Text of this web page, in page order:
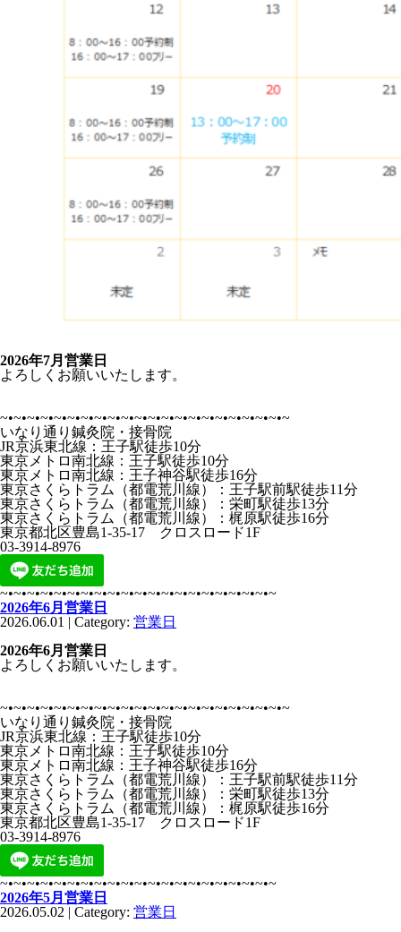
2026年7月営業日
よろしくお願いいたします。
~•~•~•~•~•~•~•~•~•~•~•~•~•~•~•~•~•~•~•~•~•~
いなり通り鍼灸院・接骨院
JR京浜東北線：王子駅徒歩10分
東京メトロ南北線：王子駅徒歩10分
東京メトロ南北線：王子神谷駅徒歩16分
東京さくらトラム（都電荒川線）：王子駅前駅徒歩11分
東京さくらトラム（都電荒川線）：栄町駅徒歩13分
東京さくらトラム（都電荒川線）：梶原駅徒歩16分
東京都北区豊島1-35-17 クロスロード1F
03-3914-8976
~•~•~•~•~•~•~•~•~•~•~•~•~•~•~•~•~•~•~•~•~
2026年6月営業日
2026.06.01 | Category: 営業日
2026年6月営業日
よろしくお願いいたします。
~•~•~•~•~•~•~•~•~•~•~•~•~•~•~•~•~•~•~•~•~•~
いなり通り鍼灸院・接骨院
JR京浜東北線：王子駅徒歩10分
東京メトロ南北線：王子駅徒歩10分
東京メトロ南北線：王子神谷駅徒歩16分
東京さくらトラム（都電荒川線）：王子駅前駅徒歩11分
東京さくらトラム（都電荒川線）：栄町駅徒歩13分
東京さくらトラム（都電荒川線）：梶原駅徒歩16分
東京都北区豊島1-35-17 クロスロード1F
03-3914-8976
~•~•~•~•~•~•~•~•~•~•~•~•~•~•~•~•~•~•~•~•~
2026年5月営業日
2026.05.02 | Category: 営業日